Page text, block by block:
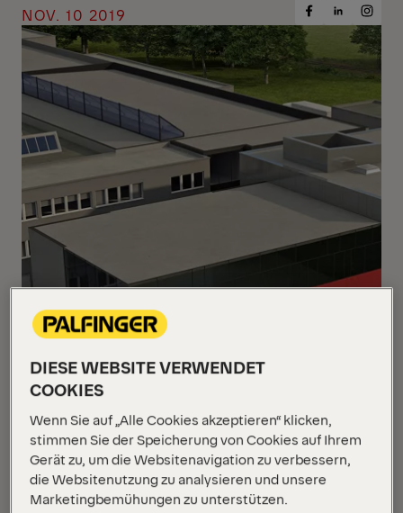
NOV. 10 2019
Share
on
Facebook
Share
LinkedIn
Share
on
DIESE WEBSITE VERWENDET
COOKIES
Wenn Sie auf „Alle Cookies akzeptieren“ klicken,
stimmen Sie der Speicherung von Cookies auf Ihrem
Gerät zu, um die Websitenavigation zu verbessern,
die Websitenutzung zu analysieren und unsere
Marketingbemühungen zu unterstützen.